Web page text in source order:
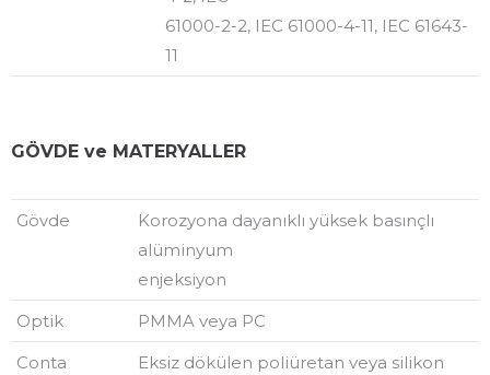
61000-2-2, IEC 61000-4-11, IEC 61643-
11
GÖVDE ve MATERYALLER
Gövde
Korozyona dayanıklı yüksek basınçlı
alüminyum
enjeksiyon
Optik
PMMA veya PC
Conta
Eksiz dökülen poliüretan veya silikon